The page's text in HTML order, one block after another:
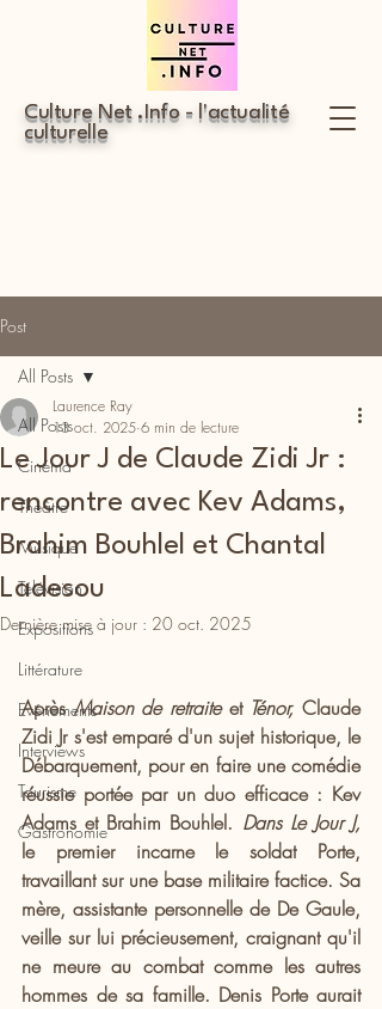
Culture Net .Info - l'actualité
culturelle
Post
All Posts
Cinéma
Théâtre
Musique
Télévision
Expositions
Littérature
Evénements
Interviews
Tourisme
Gastronomie
All Posts
Le Jour J de Claude Zidi Jr :
rencontre avec Kev Adams,
Brahim Bouhlel et Chantal
Ladesou
Laurence Ray
13 oct. 2025 6 min de lecture
Dernière mise à jour : 20 oct. 2025
Après Maison de retraite et Ténor, Claude
Zidi Jr s'est emparé d'un sujet historique, le
Débarquement, pour en faire une comédie
réussie portée par un duo efficace : Kev
Adams et Brahim Bouhlel. Dans Le Jour J,
le premier incarne le soldat Porte,
travaillant sur une base militaire factice. Sa
mère, assistante personnelle de De Gaule,
veille sur lui précieusement, craignant qu'il
ne meure au combat comme les autres
hommes de sa famille. Denis Porte aurait